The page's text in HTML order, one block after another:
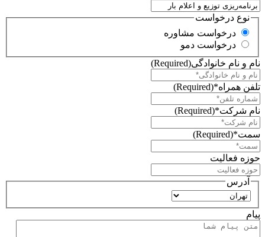
نوع درخواست
درخواست مشاوره
درخواست دمو
نام و نام خانوادگی(Required)
تلفن همراه*(Required)
نام شرکت*(Required)
سمت*(Required)
حوزه فعالیت
آدرس
استان
پیام